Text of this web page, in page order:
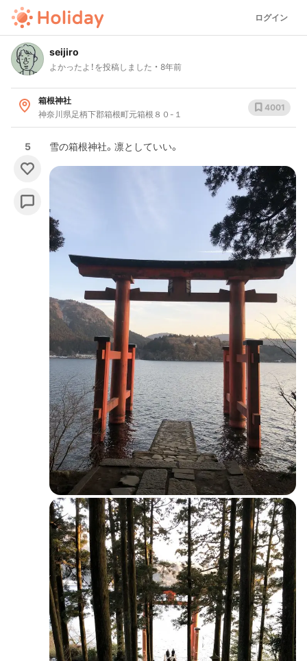
ログイン
seijiro
よかったよ！を投稿しました 8年前
箱根神社
神奈川県足柄下郡箱根町元箱根８０-１
4001
5 雪の箱根神社。凛としていい。